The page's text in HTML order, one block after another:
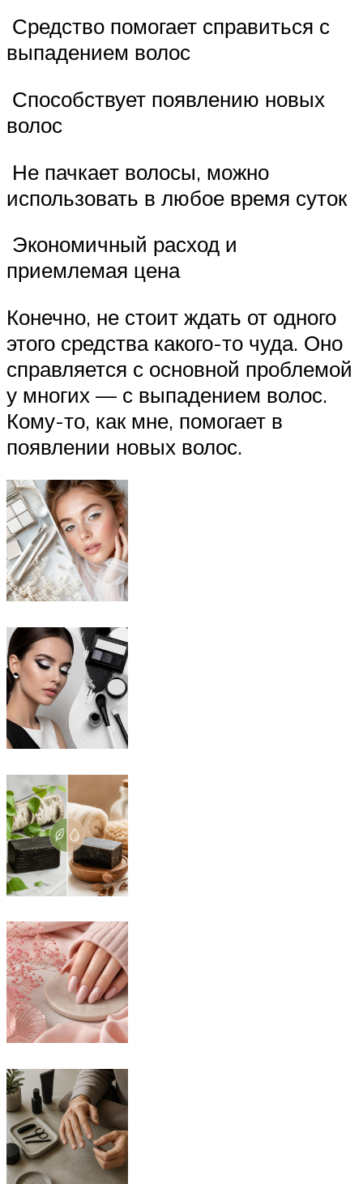
️ Средство помогает справиться с
выпадением волос
️ Способствует появлению новых
волос
️ Не пачкает волосы, можно
использовать в любое время суток
️ Экономичный расход и
приемлемая цена
Конечно, не стоит ждать от одного
этого средства какого-то чуда. Оно
справляется с основной проблемой
у многих — с выпадением волос.
Кому-то, как мне, помогает в
появлении новых волос.